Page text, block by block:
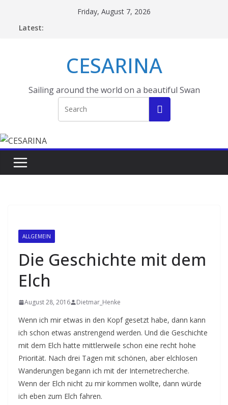
Friday, August 7, 2026
Latest:
CESARINA
Sailing around the world on a beautiful Swan
ALLGEMEIN
Die Geschichte mit dem
Elch
August 28, 2016 Dietmar_Henke
Wenn ich mir etwas in den Kopf gesetzt habe, dann kann
ich schon etwas anstrengend werden. Und die Geschichte
mit dem Elch hatte mittlerweile schon eine recht hohe
Priorität. Nach drei Tagen mit schönen, aber elchlosen
Wanderungen begann ich mit der Internetrecherche.
Wenn der Elch nicht zu mir kommen wollte, dann würde
ich eben zum Elch fahren.